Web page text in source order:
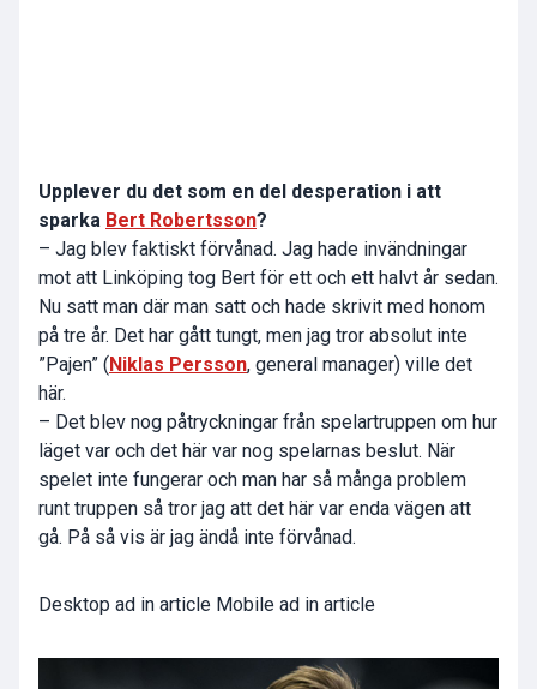
Upplever du det som en del desperation i att
sparka Bert Robertsson?
– Jag blev faktiskt förvånad. Jag hade invändningar
mot att Linköping tog Bert för ett och ett halvt år sedan.
Nu satt man där man satt och hade skrivit med honom
på tre år. Det har gått tungt, men jag tror absolut inte
”Pajen” ( Niklas Persson, general manager) ville det
här.
– Det blev nog påtryckningar från spelartruppen om hur
läget var och det här var nog spelarnas beslut. När
spelet inte fungerar och man har så många problem
runt truppen så tror jag att det här var enda vägen att
gå. På så vis är jag ändå inte förvånad.
Desktop ad in article Mobile ad in article